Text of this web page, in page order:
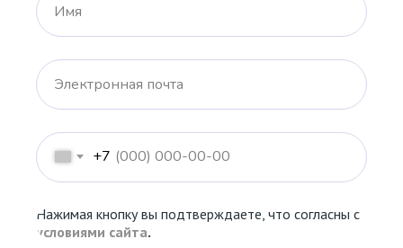
Имя
Электронная почта
+7
Нажимая кнопку вы подтверждаете, что согласны с
условиями сайта.